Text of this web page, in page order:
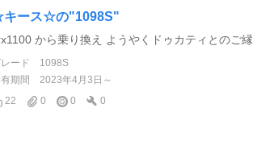
ース☆の"1098S"
から乗り換え ようやくドゥカティとのご
ード
1098S
期間
2023年4月3日～
22
0 0 0